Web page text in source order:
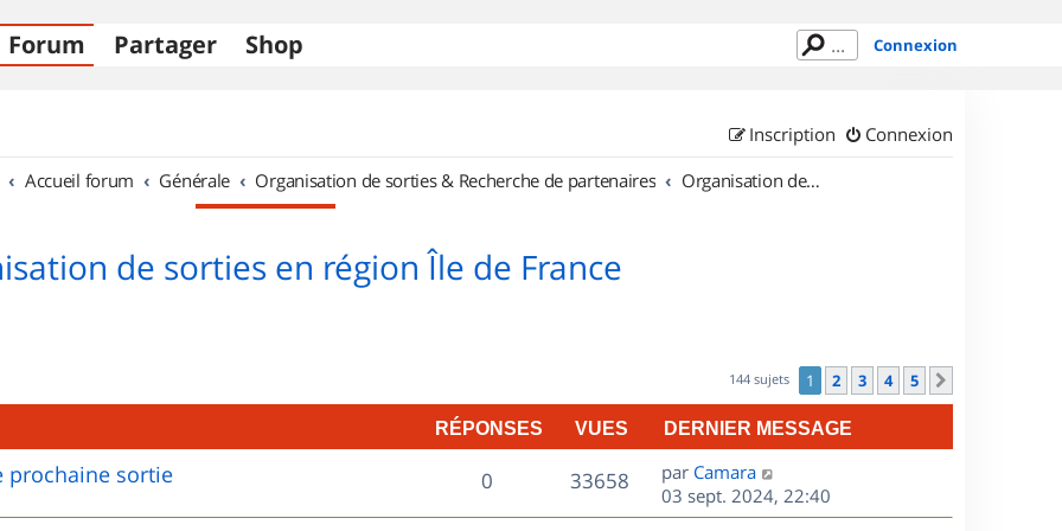
Forum Partager Shop Connexion
Connexion
Inscription
Accueil forum Générale Organisation de sorties & Recherche de partenaires Organisation de sorties en région Île de France
de sorties en région Île de France
144 sujets 1 2 3 4 5
RÉPONSES VUES DERNIER MESSAGE
prochaine sortie 0R
é
33658V
u
D
e
r
par Camara
03 sept. 2024, 22:40